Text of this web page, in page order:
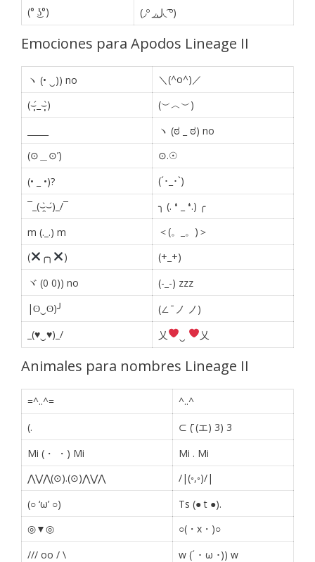
(° ͜ʖ°)
(◞º ◞ل͟◟ ͡º)
Emociones para Apodos Lineage II
ヽ (• ‿)) no
＼(^o^)／
(⌣̩̩́_⌣̩̩̀)
(︶︿︶)
ヽ (ಠ _ ಠ) no
(⊙＿⊙’)
⊙.☉
(• _ •)?
(´･_･`)
¯_(⌣̯̀⌣́)_/¯
╮ (. ❛ _ ❛.) ╭
m (._.) m
＜(。_。)＞
(
╭╮ )
(+_+)
ヾ (0 0)) no
(-_-) zzz
|ʘ‿ʘ)╯
(∠ ̄ ノ ノ)
_(♥‿♥)_/
乂 乂
Animales para nombres Lineage II
=^..^=
^..^
(.
⊂ (̄ (エ) 3) 3
Mi (・ ・) Mi
Mi . Mi
⋀⋁⋀(⊙).(⊙)⋀⋁⋀
/|(◦,◦)/|
(○ ‘ω’ ○)
Ts (● t ●).
◎▼◎
○(・x・)○
/// oo / \
w (´ ･ ω ･)) w